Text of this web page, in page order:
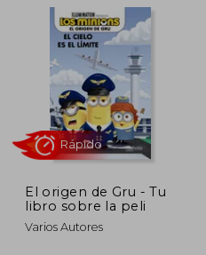
Rápido
El origen de Gru - Tu
libro sobre la peli
Varios Autores